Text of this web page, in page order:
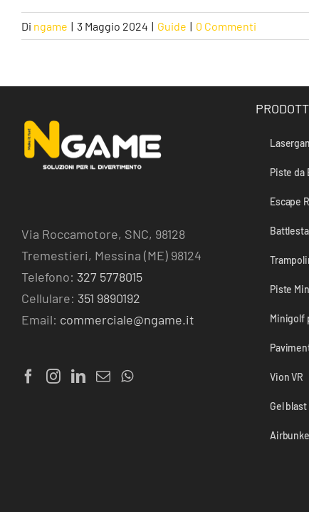
Di ngame | 3 Maggio 2024 | Guide | 0 Commenti
Via Roccamotore, SNC, 98128
Tremestieri, Messina (ME) 98124
Telefono: 327 5778015
Cellulare: 351 9890192
Email: commerciale@ngame.it
Piste da
Escape
Piste
Minigolf
Vion VR
Gel blast